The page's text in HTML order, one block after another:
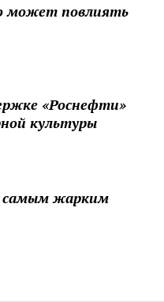
может повлиять
«Роснефти»
культуры
жарким